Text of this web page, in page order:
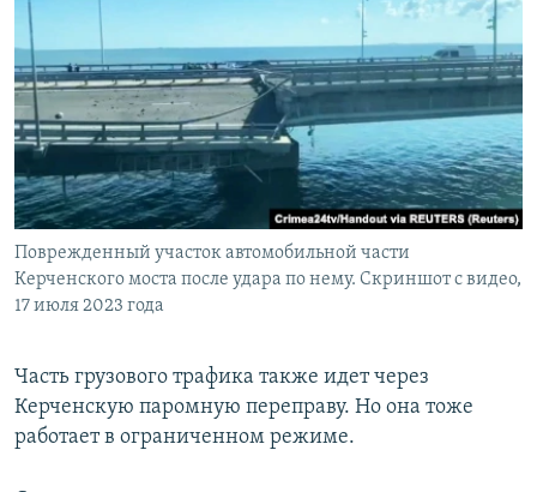
Поврежденный участок автомобильной части
Керченского моста после удара по нему. Скриншот с видео,
17 июля 2023 года
Часть грузового трафика также идет через
Керченскую паромную переправу. Но она тоже
работает в ограниченном режиме.